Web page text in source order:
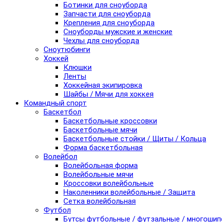
Ботинки для сноуборда
Запчасти для сноуборда
Крепления для сноуборда
Сноуборды мужские и женские
Чехлы для сноуборда
Сноутюбинги
Хоккей
Клюшки
Ленты
Хоккейная экипировка
Шайбы / Мячи для хоккея
Командный спорт
Баскетбол
Баскетбольные кроссовки
Баскетбольные мячи
Баскетбольные стойки / Щиты / Кольца
Форма баскетбольная
Волейбол
Волейбольная форма
Волейбольные мячи
Кроссовки волейбольные
Наколенники волейбольные / Защита
Сетка волейбольная
Футбол
Бутсы футбольные / футзальные /